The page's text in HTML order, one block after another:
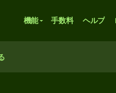
機能 手数料 ヘルプ